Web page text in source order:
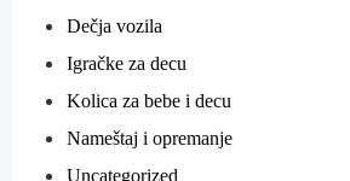
Dečja vozila
Igračke za decu
Kolica za bebe i decu
Nameštaj i opremanje
Uncategorized